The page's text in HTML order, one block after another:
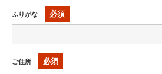
ふりがな 必須
ご住所 必須